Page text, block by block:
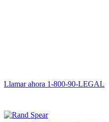
Llamar ahora 1-800-90-LEGAL